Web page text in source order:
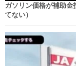
ガソリン価格が補助
てない）